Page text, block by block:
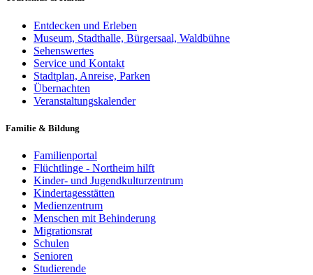
Entdecken und Erleben
Museum, Stadthalle, Bürgersaal, Waldbühne
Sehenswertes
Service und Kontakt
Stadtplan, Anreise, Parken
Übernachten
Veranstaltungskalender
Familie & Bildung
Familienportal
Flüchtlinge - Northeim hilft
Kinder- und Jugendkulturzentrum
Kindertagesstätten
Medienzentrum
Menschen mit Behinderung
Migrationsrat
Schulen
Senioren
Studierende